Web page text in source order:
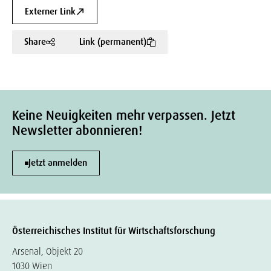
Externer Link
Share Link (permanent)
Keine Neuigkeiten mehr verpassen. Jetzt
Newsletter abonnieren!
Jetzt anmelden
Österreichisches Institut für Wirtschaftsforschung
Arsenal, Objekt 20
1030 Wien